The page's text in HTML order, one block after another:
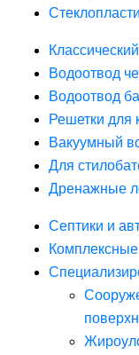
Водоотвод
Водоотвод
Решетки для
Вакуумный
Для
Дренажные
Септики и